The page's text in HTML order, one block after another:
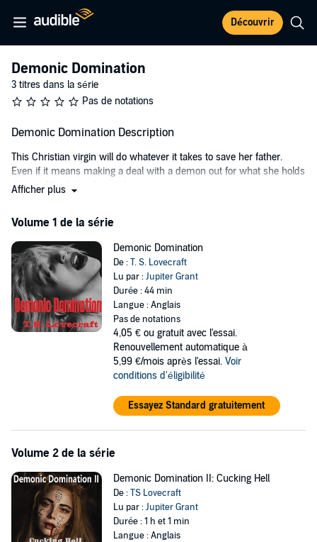
Découvrir
Demonic Domination
3 titres dans la série
Pas de notations
Demonic Domination Description
This Christian virgin will do whatever it takes to save her father.
Even if it means making a deal with a demon out for what she holds
closest. Morals be damned.
in her faith and saving herself for marriage. During her second year
constantly unfolding before her. That was the case, at least, until she
found out about her father's cancer diagnosis.
Now, a flame has been ignited in her to do whatever it takes to save
her father - even if it means abandoning her moral compass and
bargaining with a particularly sexy demon of lust.
©2019 Thomas Scotland (P)2019 Thomas Scotland
Afficher plus
Volume 1 de la série
Demonic Domination
De :T. S. Lovecraft
Lu par :Jupiter Grant
Durée : 44 min
Langue : Anglais
Pas de notations
4,05 € ou gratuit avec l'essai.
Renouvellement automatique à
5,99 €/mois après l'essai. Voir
conditions d'éligibilité
Essayez Standard gratuitement
Volume 2 de la série
Demonic Domination II: Cucking Hell
De :TS Lovecraft
Lu par :Jupiter Grant
Durée : 1 h et 1 min
Langue : Anglais